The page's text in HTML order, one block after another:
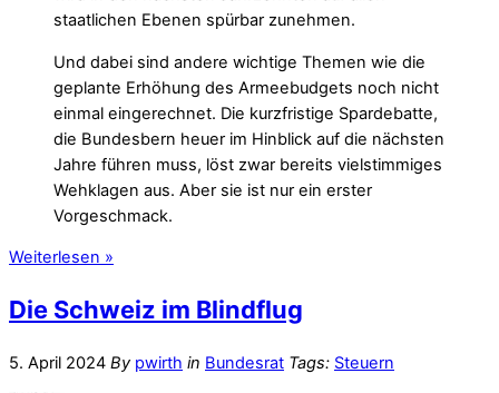
staatlichen Ebenen spürbar zunehmen.
Und dabei sind andere wichtige Themen wie die
geplante Erhöhung des Armeebudgets noch nicht
einmal eingerechnet. Die kurzfristige Spardebatte,
die Bundesbern heuer im Hinblick auf die nächsten
Jahre führen muss, löst zwar bereits vielstimmiges
Wehklagen aus. Aber sie ist nur ein erster
Vorgeschmack.
Weiterlesen »
Die Schweiz im Blindflug
5. April 2024 By pwirth in Bundesrat Tags: Steuern